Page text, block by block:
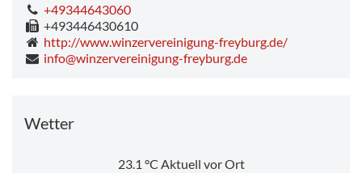
+49344643060
+493446430610
http://www.winzervereinigung-freyburg.de/
info@winzervereinigung-freyburg.de
Wetter
23.1 °C Aktuell vor Ort